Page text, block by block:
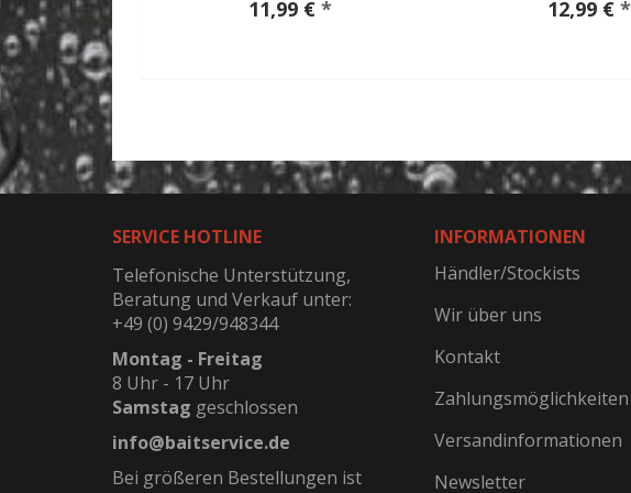
* 11,99 € * 12,99 € *
SERVICE HOTLINE
Telefonische Unterstützung,
Beratung und Verkauf unter:
+49 (0) 9429/948344
Montag - Freitag
8 Uhr - 17 Uhr
Samstag geschlossen
info@baitservice.de
Bei größeren Bestellungen ist
INFORMATIONEN
Händler/Stockists
Wir über uns
Kontakt
Zahlungsmöglichkeiten
Versandinformationen
Newsletter